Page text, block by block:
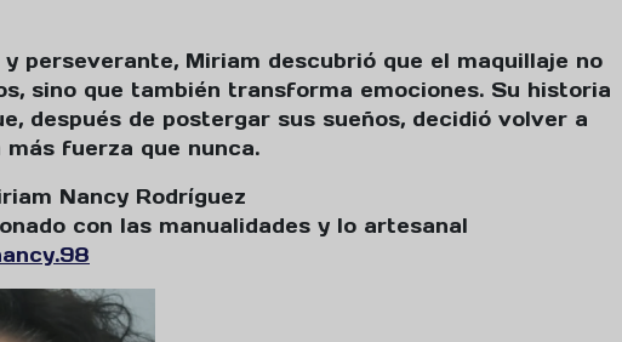
perseverante, Miriam descubrió que el maquillaje no
sino que también transforma emociones. Su historia
después de postergar sus sueños, decidió volver a
fuerza que nunca.
Nancy Rodríguez
con las manualidades y lo artesanal